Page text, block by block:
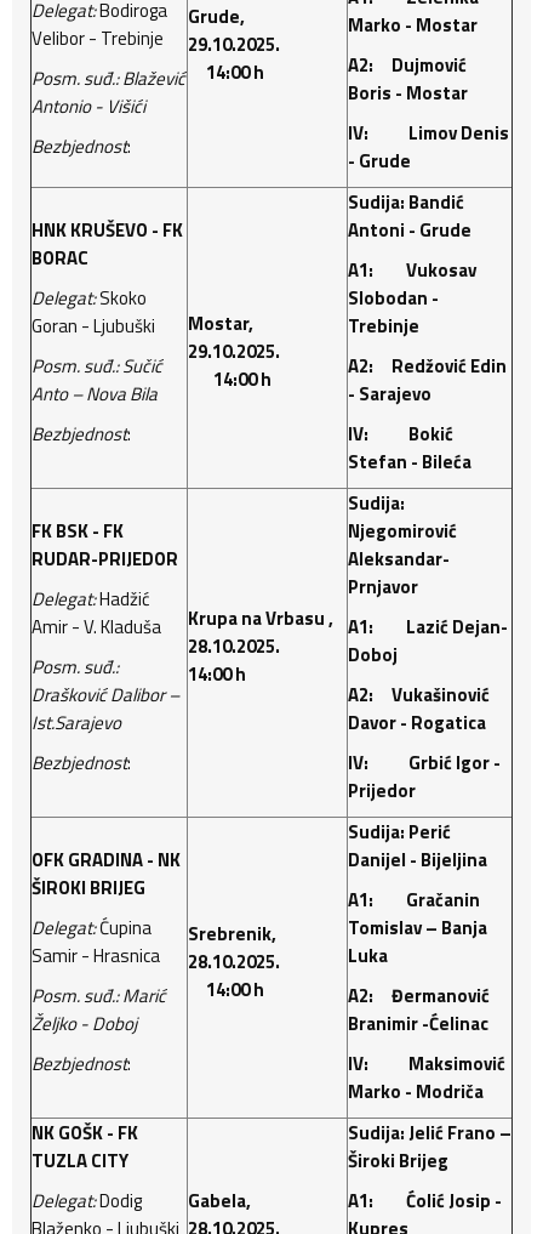
Delegat:Bodiroga
Velibor - Trebinje
Posm. suđ.: Blažević
Antonio - Višići
Bezbjednost:
Grude,
29.10.2025.
14:00 h
Marko - Mostar
A2: Dujmović
Boris - Mostar
IV: Limov Denis
- Grude
HNK KRUŠEVO - FK
BORAC
Delegat:Skoko
Goran - Ljubuški
Posm. suđ.: Sučić
Anto – Nova Bila
Bezbjednost:
Mostar,
29.10.2025.
14:00 h
Sudija: Bandić
Antoni - Grude
A1: Vukosav
Slobodan -
Trebinje
A2: Redžović Edin
- Sarajevo
IV: Bokić
Stefan - Bileća
FK BSK - FK
RUDAR-PRIJEDOR
Delegat:Hadžić
Amir - V. Kladuša
Posm. suđ.:
Drašković Dalibor –
Ist.Sarajevo
Bezbjednost:
Krupa na Vrbasu ,
28.10.2025.
14:00 h
Sudija:
Njegomirović
Aleksandar-
Prnjavor
A1: Lazić Dejan-
Doboj
A2: Vukašinović
Davor - Rogatica
IV: Grbić Igor -
Prijedor
OFK GRADINA - NK
ŠIROKI BRIJEG
Delegat:Ćupina
Samir - Hrasnica
Posm. suđ.: Marić
Željko - Doboj
Bezbjednost:
Srebrenik,
28.10.2025.
14:00 h
Sudija: Perić
Danijel - Bijeljina
A1: Gračanin
Tomislav – Banja
Luka
A2: Đermanović
Branimir -Ćelinac
IV: Maksimović
Marko - Modriča
NK GOŠK - FK
TUZLA CITY
Delegat:Dodig
Gabela,
Sudija: Jelić Frano –
Široki Brijeg
A1: Ćolić Josip -